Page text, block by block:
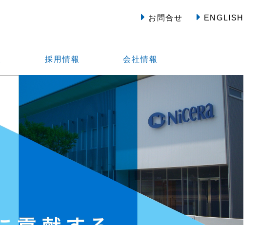
お問合せ ENGLISH
採用情報 会社情報